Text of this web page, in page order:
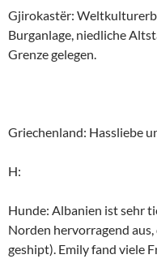
Gjirokastër:
Burganlage, niedliche
Grenze gelegen.
Griechenland: Hassliebe
H:
Hunde: Albanien ist sehr
Norden hervorragend
geshipt). Emily fand viele